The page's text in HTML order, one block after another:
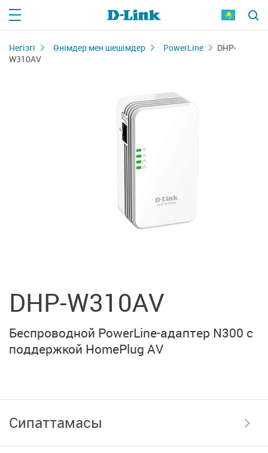
Негізгі Өнімдер мен шешімдер PowerLine
DHP-
W310AV
DHP-W310AV
Беспроводной PowerLine-адаптер N300 с
поддержкой HomePlug AV
Сипаттамасы